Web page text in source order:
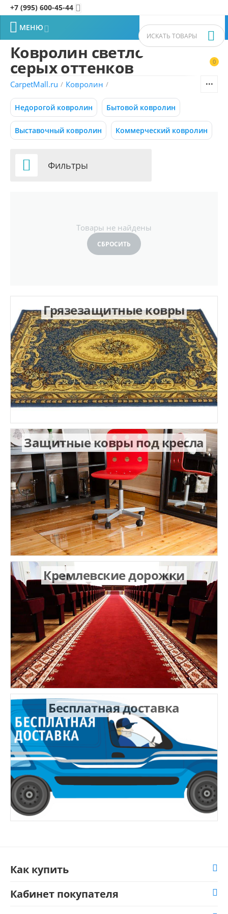
+7 (995) 600-45-44 
0


 МЕНЮ
Фильтры товаров
Р – Р
Ковролин светло-
серых оттенков
CarpetMall.ru / Ковролин /
Недорогой ковролин Бытовой ковролин
Выставочный ковролин Коммерческий ковролин
 Фильтры
Товары не найдены
СБРОСИТЬ
Грязезащитные ковры
Защитные ковры под кресла
Кремлевские дорожки
Бесплатная доставка
Как купить
Кабинет покупателя